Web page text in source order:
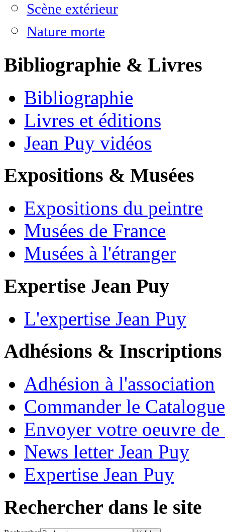
Scène extérieur
Nature morte
Bibliographie & Livres
Bibliographie
Livres et éditions
Jean Puy vidéos
Expositions & Musées
Expositions du peintre
Musées de France
Musées à l'étranger
Expertise Jean Puy
L'expertise Jean Puy
Adhésions & Inscriptions
Adhésion à l'association
Commander le
Envoyer votre oeuvre de
News letter Jean Puy
Expertise Jean Puy
Rechercher dans le site